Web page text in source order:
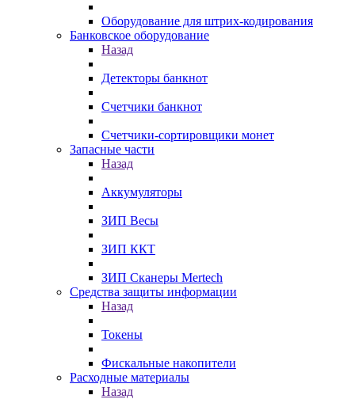
Оборудование для штрих-кодирования
Банковское оборудование
Назад
Детекторы банкнот
Счетчики банкнот
Счетчики-сортировщики монет
Запасные части
Назад
Аккумуляторы
ЗИП Весы
ЗИП ККТ
ЗИП Сканеры Mertech
Средства защиты информации
Назад
Токены
Фискальные накопители
Расходные материалы
Назад